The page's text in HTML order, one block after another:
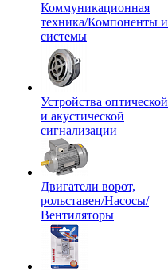
Коммуникационная
техника/Компоненты и
системы
Устройства оптической
и акустической
сигнализации
Двигатели ворот,
рольставен/Насосы/
Вентиляторы